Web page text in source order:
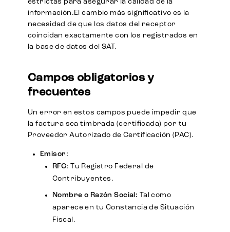
estrictas para asegurar la calidad de la
información.El cambio más significativo es la
necesidad de que los datos del receptor
coincidan exactamente con los registrados en
la base de datos del SAT.
Campos obligatorios y
frecuentes
Un error en estos campos puede impedir que
la factura sea timbrada (certificada) por tu
Proveedor Autorizado de Certificación (PAC).
Emisor:
RFC:
Tu Registro Federal de
Contribuyentes.
Nombre o Razón Social: Tal como
aparece en tu Constancia de Situación
Fiscal.